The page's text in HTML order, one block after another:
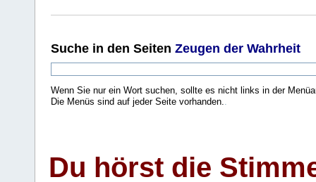
Suche in den Seiten Zeugen der Wahrheit
Wenn Sie nur ein Wort suchen, sollte es nicht links in der
Die Menüs sind auf jeder Seite vorhanden..
Du hörst die